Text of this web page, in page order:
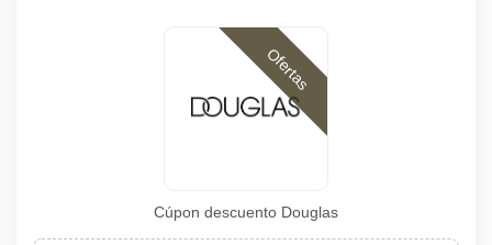
Ofertas
Cúpon descuento Douglas